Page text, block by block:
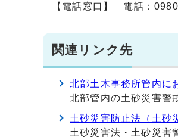
【電話窓口】 電話：
関連リンク先
北部土木事務所管内に
北部管内の土砂災害警
土砂災害防止法（土砂
土砂災害法・土砂災害